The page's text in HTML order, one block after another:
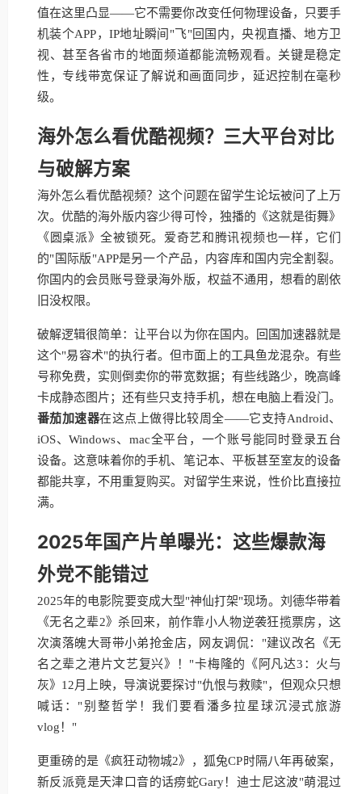
值在这里凸显——它不需要你改变任何物理设备，只要手
机装个APP，IP地址瞬间"飞"回国内，央视直播、地方卫
视、甚至各省市的地面频道都能流畅观看。关键是稳定
性，专线带宽保证了解说和画面同步，延迟控制在毫秒
级。
海外怎么看优酷视频？三大平台对比
与破解方案
海外怎么看优酷视频？这个问题在留学生论坛被问了上万
次。优酷的海外版内容少得可怜，独播的《这就是街舞》
《圆桌派》全被锁死。爱奇艺和腾讯视频也一样，它们
的"国际版"APP是另一个产品，内容库和国内完全割裂。
你国内的会员账号登录海外版，权益不通用，想看的剧依
旧没权限。
破解逻辑很简单：让平台以为你在国内。回国加速器就是
这个"易容术"的执行者。但市面上的工具鱼龙混杂。有些
号称免费，实则倒卖你的带宽数据；有些线路少，晚高峰
卡成静态图片；还有些只支持手机，想在电脑上看没门。
番茄加速器在这点上做得比较周全——它支持Android、
iOS、Windows、mac全平台，一个账号能同时登录五台
设备。这意味着你的手机、笔记本、平板甚至室友的设备
都能共享，不用重复购买。对留学生来说，性价比直接拉
满。
2025年国产片单曝光：这些爆款海
外党不能错过
2025年的电影院要变成大型"神仙打架"现场。刘德华带着
《无名之辈2》杀回来，前作靠小人物逆袭狂揽票房，这
次演落魄大哥带小弟抢金店，网友调侃："建议改名《无
名之辈之港片文艺复兴》！"卡梅隆的《阿凡达3：火与
灰》12月上映，导演说要探讨"仇恨与救赎"，但观众只想
喊话："别整哲学！我们要看潘多拉星球沉浸式旅游
vlog！"
更重磅的是《疯狂动物城2》，狐兔CP时隔八年再破案，
新反派竟是天津口音的话痨蛇Gary！迪士尼这波"萌混过